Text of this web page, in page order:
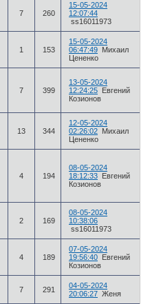
7 260
15-05-2024
12:07:44
ss16011973
1 153
15-05-2024
06:47:49 Михаил
Цененко
7 399
13-05-2024
12:24:25 Евгений
Козионов
13 344
12-05-2024
02:26:02 Михаил
Цененко
4 194
08-05-2024
18:12:33 Евгений
Козионов
2 169
08-05-2024
10:38:06
ss16011973
4 189
07-05-2024
19:56:40 Евгений
Козионов
7 291
04-05-2024
20:06:27 Женя